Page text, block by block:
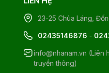
23-25 Chùa Láng,
02435146876 -
info@nhanam.vn (Liên
truyền thông)